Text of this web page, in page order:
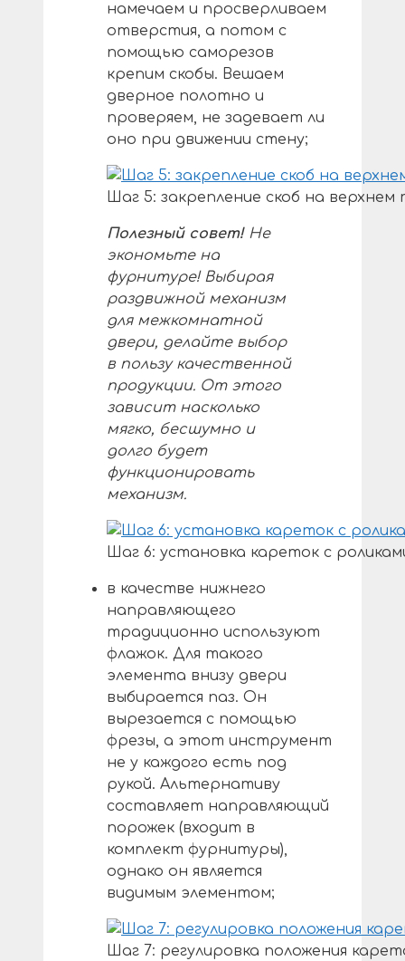
намечаем и просверливаем
отверстия, а потом с
помощью саморезов
крепим скобы. Вешаем
дверное полотно и
проверяем, не задевает ли
оно при движении стену;
Шаг 5: закрепление скоб на
Полезный совет!Не
экономьте на
фурнитуре! Выбирая
раздвижной механизм
для межкомнатной
двери, делайте выбор
в пользу качественной
продукции. От этого
зависит насколько
мягко, бесшумно и
долго будет
функционировать
механизм.
Шаг 6: установка кареток с
в качестве нижнего
направляющего
традиционно используют
флажок. Для такого
элемента внизу двери
выбирается паз. Он
вырезается с помощью
фрезы, а этот инструмент
не у каждого есть под
рукой. Альтернативу
составляет направляющий
порожек (входит в
комплект фурнитуры),
однако он является
видимым элементом;
Шаг 7: регулировка положения